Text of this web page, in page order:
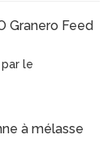
Granero Feed
le
à mélasse